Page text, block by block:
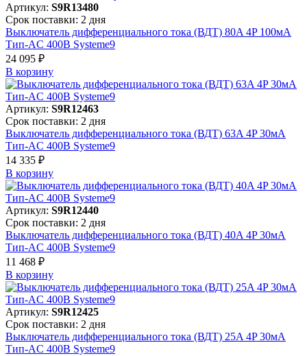
Артикул: S9R13480
Срок поставки: 2 дня
Выключатель дифференциального тока (ВДТ) 80A 4P 100мА
Тип-AC 400В Systeme9
24 095 ₽
В корзинy
Артикул: S9R12463
Срок поставки: 2 дня
Выключатель дифференциального тока (ВДТ) 63A 4P 30мА
Тип-AC 400В Systeme9
14 335 ₽
В корзинy
Артикул: S9R12440
Срок поставки: 2 дня
Выключатель дифференциального тока (ВДТ) 40A 4P 30мА
Тип-AC 400В Systeme9
11 468 ₽
В корзинy
Артикул: S9R12425
Срок поставки: 2 дня
Выключатель дифференциального тока (ВДТ) 25A 4P 30мА
Тип-AC 400В Systeme9